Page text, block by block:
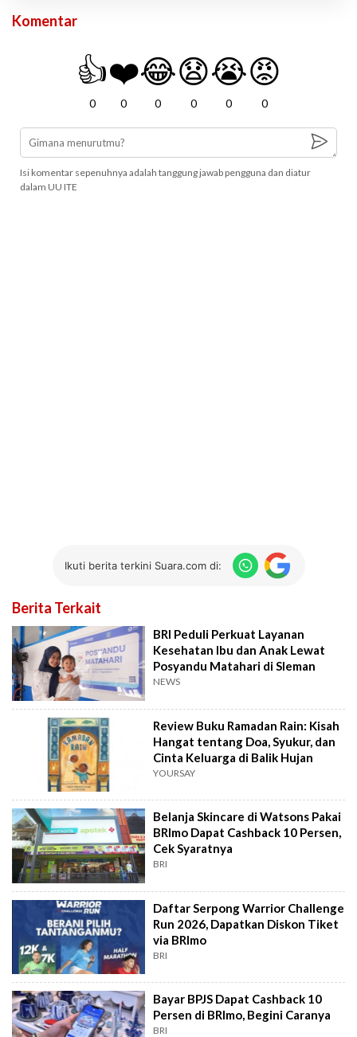
Komentar
👍
0
❤️
0
😂
0
😧
0
😭
0
😡
0
Isi komentar sepenuhnya adalah tanggung jawab pengguna dan diatur
dalam UU ITE
Ikuti berita terkini Suara.com di:
Berita Terkait
BRI Peduli Perkuat Layanan
Kesehatan Ibu dan Anak Lewat
Posyandu Matahari di Sleman
NEWS
Review Buku Ramadan Rain: Kisah
Hangat tentang Doa, Syukur, dan
Cinta Keluarga di Balik Hujan
YOURSAY
Belanja Skincare di Watsons Pakai
BRImo Dapat Cashback 10 Persen,
Cek Syaratnya
BRI
Daftar Serpong Warrior Challenge
Run 2026, Dapatkan Diskon Tiket
via BRImo
BRI
Bayar BPJS Dapat Cashback 10
Persen di BRImo, Begini Caranya
BRI